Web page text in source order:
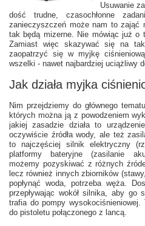
Usuwanie
dość trudne, czasochłonne
zanieczyszczeń może nam to zająć
tak będą mizerne. Nie mówiąc już o
Zamiast więc skazywać się na
zaopatrzyć się w myjkę
wszelki - nawet najbardziej uciążliwy
Jak działa myjka
Nim przejdziemy do głównego
których można ją z powodzeniem
jakiej zasadzie działa to
oczywiście źródła wody, ale też
to najczęściej silnik elektryczny
platformy bateryjne (zasilanie
możemy pozyskiwać z różnych
lecz również innych zbiorników
popłynąć woda, potrzeba węża.
przepływając wokół silnika, aby go
trafia do pompy wysokociśnieniowej.
do pistoletu połączonego z lancą.